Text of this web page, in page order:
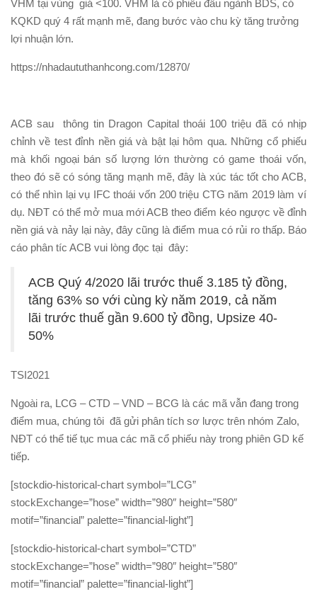
VHM tại vùng giá <100. VHM là cổ phiếu đầu ngành BDS, có
KQKD quý 4 rất mạnh mẽ, đang bước vào chu kỳ tăng trưởng
lợi nhuận lớn.
https://nhadaututhanhcong.com/12870/
ACB sau thông tin Dragon Capital thoái 100 triệu đã có nhịp
chỉnh về test đỉnh nền giá và bật lại hôm qua. Những cổ phiếu
mà khối ngoại bán số lượng lớn thường có game thoái vốn,
theo đó sẽ có sóng tăng mạnh mẽ, đây là xúc tác tốt cho ACB,
có thể nhìn lại vụ IFC thoái vốn 200 triệu CTG năm 2019 làm ví
dụ. NĐT có thể mở mua mới ACB theo điểm kéo ngược về đỉnh
nền giá và nảy lại này, đây cũng là điểm mua có rủi ro thấp. Báo
cáo phân tíc ACB vui lòng đọc tại đây:
ACB Quý 4/2020 lãi trước thuế 3.185 tỷ đồng,
tăng 63% so với cùng kỳ năm 2019, cả năm
lãi trước thuế gần 9.600 tỷ đồng, Upsize 40-
50%
TSI2021
Ngoài ra, LCG – CTD – VND – BCG là các mã vẫn đang trong
điểm mua, chúng tôi đã gửi phân tích sơ lược trên nhóm Zalo,
NĐT có thể tiế tục mua các mã cổ phiếu này trong phiên GD kế
tiếp.
[stockdio-historical-chart symbol=”LCG”
stockExchange=”hose” width=”980″ height=”580″
motif=”financial” palette=”financial-light”]
[stockdio-historical-chart symbol=”CTD”
stockExchange=”hose” width=”980″ height=”580″
motif=”financial” palette=”financial-light”]